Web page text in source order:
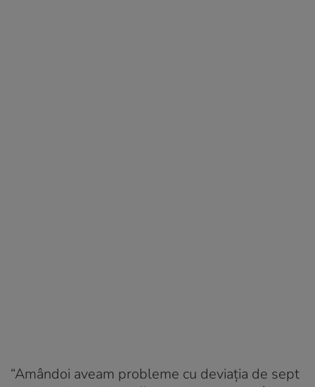
“Amândoi aveam probleme cu deviația de sept